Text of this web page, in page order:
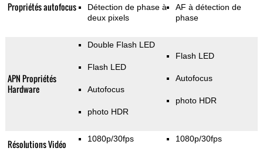
Propriétés autofocus
Détection de phase à
deux pixels
AF à détection de
phase
APN Propriétés
Hardware
Double Flash LED
Flash LED
Autofocus
photo HDR
Flash LED
Autofocus
photo HDR
Résolutions Vidéo 1080p/30fps 1080p/30fps